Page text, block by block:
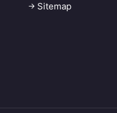
Sitemap